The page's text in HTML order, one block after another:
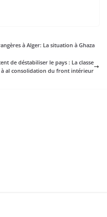
à Alger: La situation à Ghaza
de déstabiliser le pays : La classe
al consolidation du front intérieur